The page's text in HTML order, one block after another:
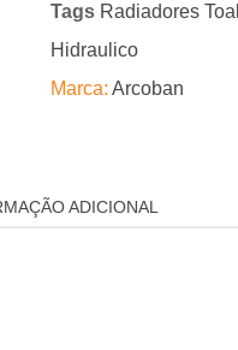
Tags Radiadores
Hidraulico
Marca: Arcoban
ADICIONAL